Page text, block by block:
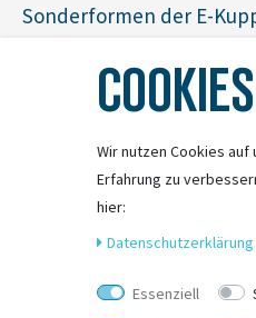
Sonderformen der E-
Die Kupplungsvariante EP:Diese
COOKIES
Wir nutzen Cookies
Erfahrung zu
hier:
Daten­schutz­erklärung
Essenziell